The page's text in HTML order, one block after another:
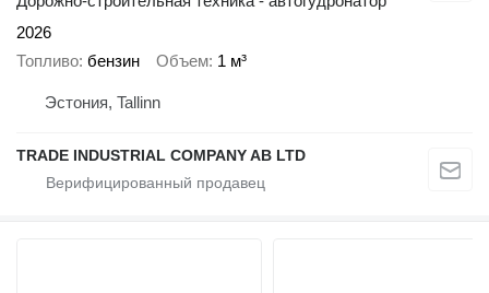
2026
Топливо бензин Объем 1 м³
Эстония, Tallinn
TRADE INDUSTRIAL COMPANY AB LTD